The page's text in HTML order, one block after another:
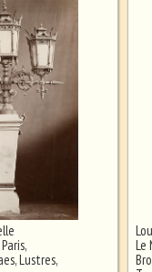
Lustres,
Le